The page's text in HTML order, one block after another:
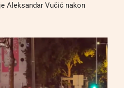
Aleksandar Vučić nakon